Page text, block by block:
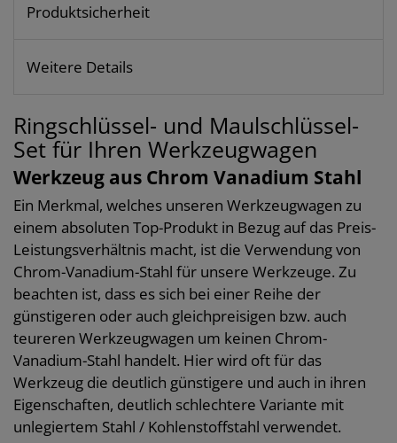
Produktsicherheit
Weitere Details
Ringschlüssel- und Maulschlüssel-
Set für Ihren Werkzeugwagen
Werkzeug aus Chrom Vanadium Stahl
Ein Merkmal, welches unseren Werkzeugwagen zu
einem absoluten Top-Produkt in Bezug auf das Preis-
Leistungsverhältnis macht, ist die Verwendung von
Chrom-Vanadium-Stahl für unsere Werkzeuge. Zu
beachten ist, dass es sich bei einer Reihe der
günstigeren oder auch gleichpreisigen bzw. auch
teureren Werkzeugwagen um keinen Chrom-
Vanadium-Stahl handelt. Hier wird oft für das
Werkzeug die deutlich günstigere und auch in ihren
Eigenschaften, deutlich schlechtere Variante mit
unlegiertem Stahl / Kohlenstoffstahl verwendet.